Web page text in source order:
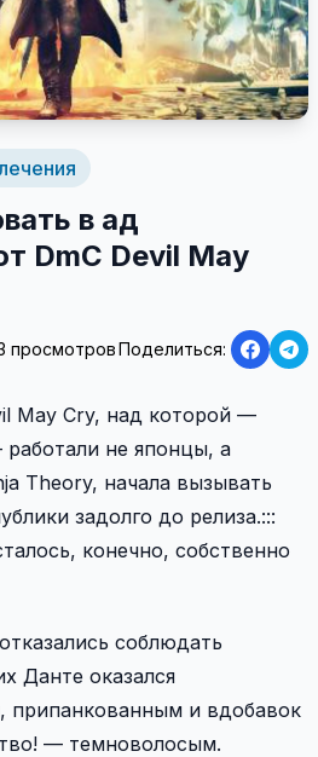
в ад
DmC Devil May
просмотровПоделиться:
May Cry, над которой —
не японцы, а
Theory, начала вызывать
задолго до релиза.:::
конечно, собственно
соблюдать
Данте оказался
припанкованным и вдобавок
— темноволосым.